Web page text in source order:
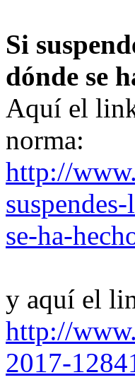
Si
dónde se
Aquí el
norma:
http://
se-ha-
y aquí el
http://
2017-